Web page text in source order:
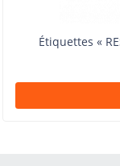
Étiquettes «